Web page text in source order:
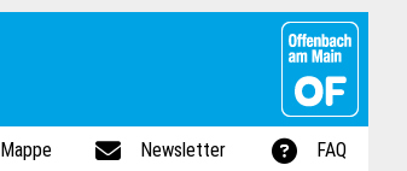
Mappe Newsletter FAQ